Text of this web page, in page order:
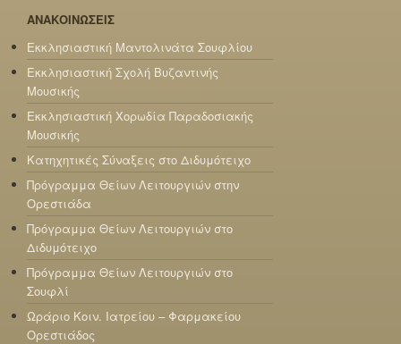
ΑΝΑΚΟΙΝΩΣΕΙΣ
Εκκλησιαστική Μαντολινάτα Σουφλίου
Εκκλησιαστική Σχολή Βυζαντινής
Μουσικής
Εκκλησιαστική Χορωδία Παραδοσιακής
Μουσικής
Κατηχητικές Σύναξεις στο Διδυμότειχο
Πρόγραμμα Θείων Λειτουργιών στην
Ορεστιάδα
Πρόγραμμα Θείων Λειτουργιών στο
Διδυμότειχο
Πρόγραμμα Θείων Λειτουργιών στο
Σουφλί
Ωράριο Κοιν. Ιατρείου – Φαρμακείου
Ορεστιάδος